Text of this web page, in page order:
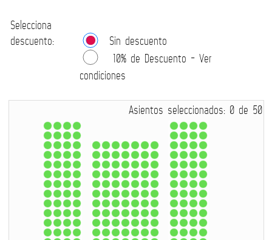
Selecciona
descuento:
Sin descuento
10% de Descuento - Ver
condiciones
Asientos seleccionados: 0 de 50